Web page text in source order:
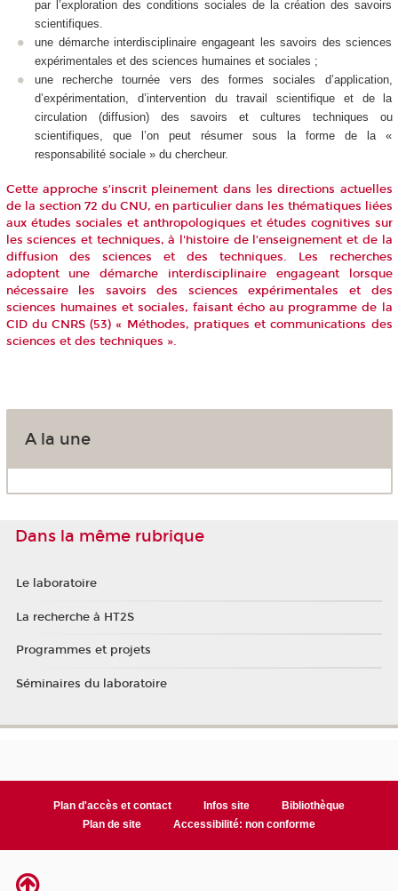
par l’exploration des conditions sociales de la création des savoirs
scientifiques.
une démarche interdisciplinaire engageant les savoirs des sciences
expérimentales et des sciences humaines et sociales ;
une recherche tournée vers des formes sociales d’application,
d’expérimentation, d’intervention du travail scientifique et de la
circulation (diffusion) des savoirs et cultures techniques ou
scientifiques, que l’on peut résumer sous la forme de la «
responsabilité sociale » du chercheur.
Cette approche s’inscrit pleinement dans les directions actuelles
de la section 72 du CNU, en particulier dans les thématiques liées
aux études sociales et anthropologiques et études cognitives sur
les sciences et techniques, à l'histoire de l’enseignement et de la
diffusion des sciences et des techniques. Les recherches
adoptent une démarche interdisciplinaire engageant lorsque
nécessaire les savoirs des sciences expérimentales et des
sciences humaines et sociales, faisant écho au programme de la
CID du CNRS (53) « Méthodes, pratiques et communications des
sciences et des techniques ».
A la une
Dans la même rubrique
Le laboratoire
La recherche à HT2S
Programmes et projets
Séminaires du laboratoire
Plan d'accès et contact Infos site
Bibliothèque
Plan de site
Accessibilité: non conforme